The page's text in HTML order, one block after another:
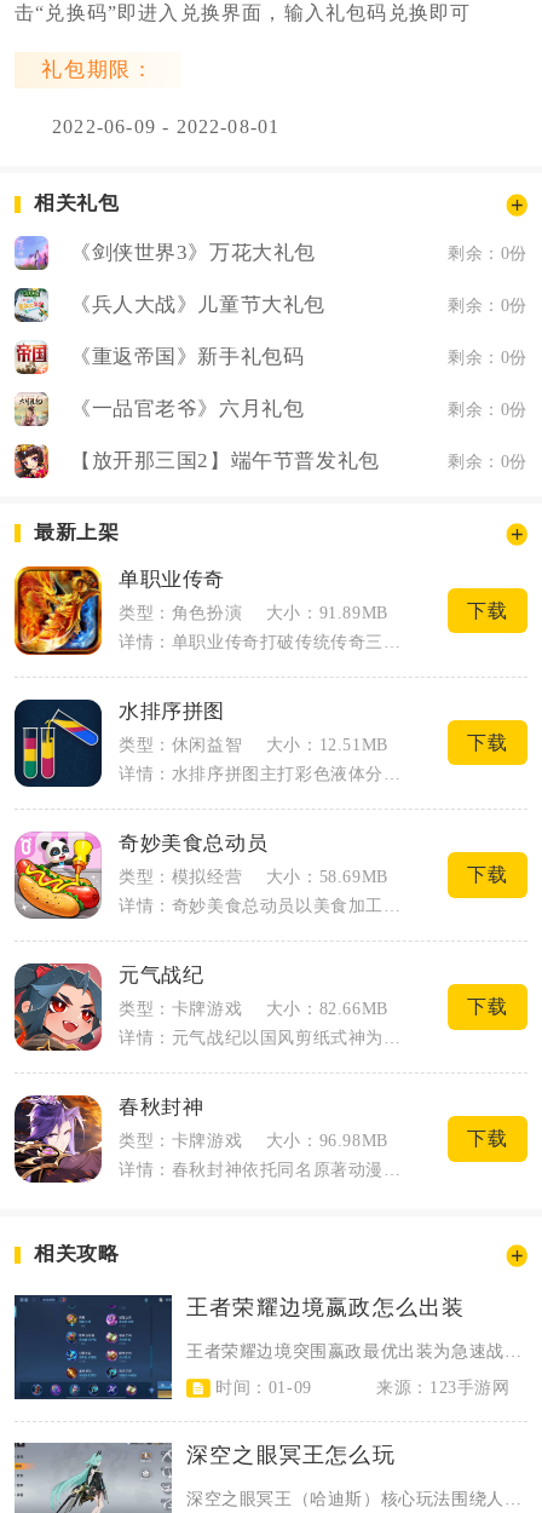
击“兑换码”即进入兑换界面，输入礼包码兑换即可
礼包期限：
2022-06-09 - 2022-08-01
相关礼包
《剑侠世界3》万花大礼包 剩余：0份
《兵人大战》儿童节大礼包 剩余：0份
《重返帝国》新手礼包码 剩余：0份
《一品官老爷》六月礼包 剩余：0份
【放开那三国2】端午节普发礼包 剩余：0份
最新上架
单职业传奇
类型：角色扮演
大小：91.89MB
下载
水排序拼图
类型：休闲益智
大小：12.51MB
下载
奇妙美食总动员
类型：模拟经营
大小：58.69MB
下载
元气战纪
类型：卡牌游戏
大小：82.66MB
下载
春秋封神
类型：卡牌游戏
大小：96.98MB
详情：春秋封神依托同名原著动漫搭建封神大世界，把RPG探索和卡牌策略对战相互融合。...
下载
相关攻略
王者荣耀边境嬴政怎么出装
时间：01-09
来源：123手游网
深空之眼冥王怎么玩